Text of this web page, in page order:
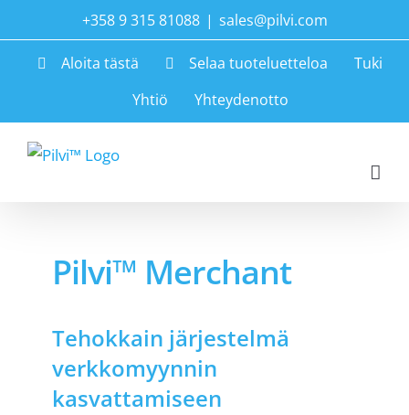
to
content
+358 9 315 81088 | sales@pilvi.com
Aloita tästä Selaa tuoteluetteloa
Tuki
Yhtiö
Yhteydenotto
Pilvi™ Merchant
Tehokkain järjestelmä
verkkomyynnin
kasvattamiseen